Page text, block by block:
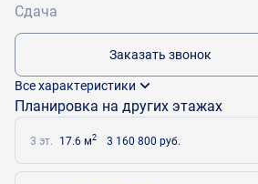
Сдача
Заказать звонок
Все характеристики
Планировка на других этажах
3 эт. 17.6 м2 3 160 800 руб.